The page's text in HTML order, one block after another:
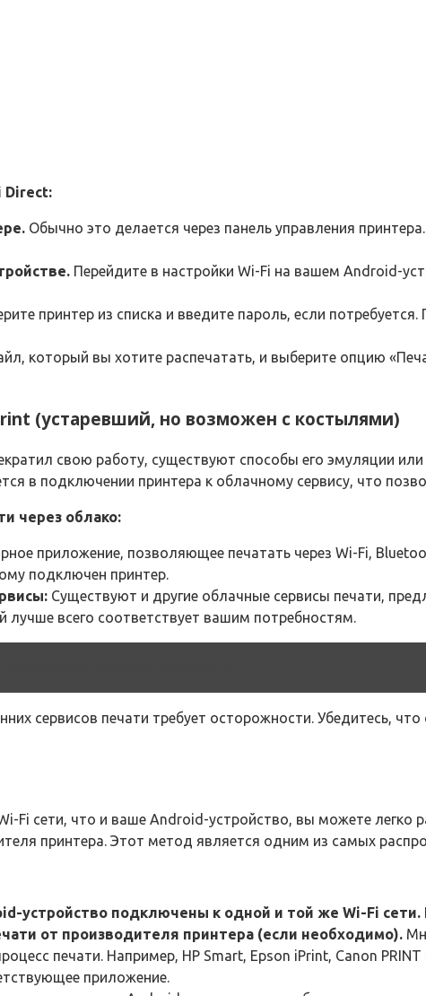
Direct:
Обычно это делается через панель управления
Перейдите в настройки Wi-Fi на вашем Android-
принтер из списка и введите пароль, если
который вы хотите распечатать, и выберите опцию
(устаревший, но возможен с костылями)
свою работу, существуют способы его эмуляции
в подключении принтера к облачному сервису, что
через облако:
приложение, позволяющее печатать через Wi-Fi,
подключен принтер.
Существуют и другие облачные сервисы печати,
всего соответствует вашим потребностям.
сервисов печати требует осторожности. Убедитесь,
Fi сети, что и ваше Android-устройство, вы можете легко
принтера. Этот метод является одним из самых
устройство подключены к одной и той же Wi-Fi сети.
от производителя принтера (если необходимо).
печати. Например, HP Smart, Epson iPrint, Canon
приложение.